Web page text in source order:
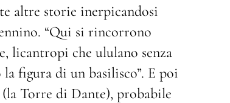
altre storie inerpicandosi
“Qui si rincorrono
licantropi che ululano senza
figura di un basilisco”. E poi
(la Torre di Dante), probabile